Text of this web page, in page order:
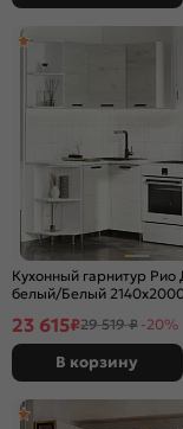
Кухонный гарнитур Рио
белый/Белый
23 615₽29 519 ₽ -20%
В корзину